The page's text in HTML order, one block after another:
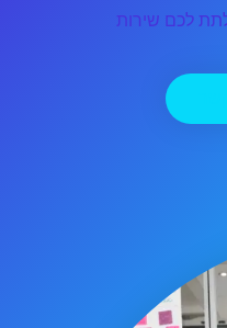
לתת לכם שירות